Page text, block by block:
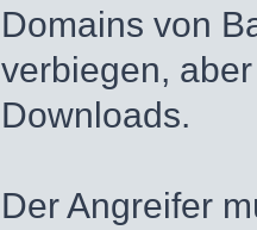
Domains von
verbiegen,
Downloads.
Der Angreifer